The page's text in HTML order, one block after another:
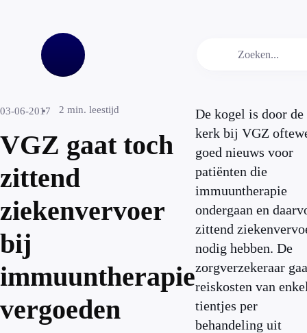
03-06-2017 2 min. leestijd
VGZ gaat toch
zittend
ziekenvervoer
bij
immuuntherapie
vergoeden
De kogel is door de
kerk bij VGZ
goed nieuws voor
patiënten die
immuuntherapie
ondergaan en
zittend
nodig hebben. De
zorgverzekeraar
reiskosten van
tientjes per
behandeling uit